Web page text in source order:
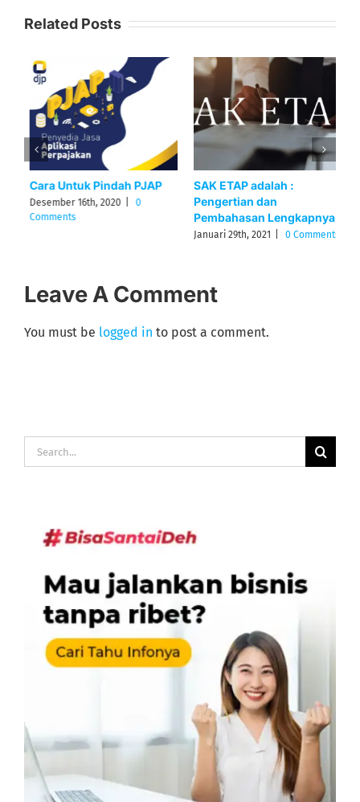
Related Posts
Cara Untuk Pindah PJAP
Desember 16th, 2020 |
Comments
SAK ETAP adalah :
Pengertian dan
Pembahasan Lengkapnya
Januari 29th, 2021 0 Comments
Leave A Comment
You must be logged in to post a comment.
Search
for: